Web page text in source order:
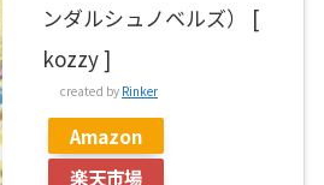
ンダルシュノベルズ） [
kozzy ]
created by Rinker
Amazon
楽天市場